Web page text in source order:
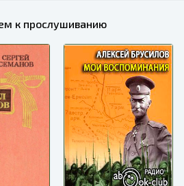
к прослушиванию